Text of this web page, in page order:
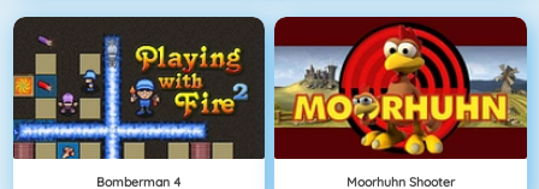
Bomberman 4 Moorhuhn Shooter